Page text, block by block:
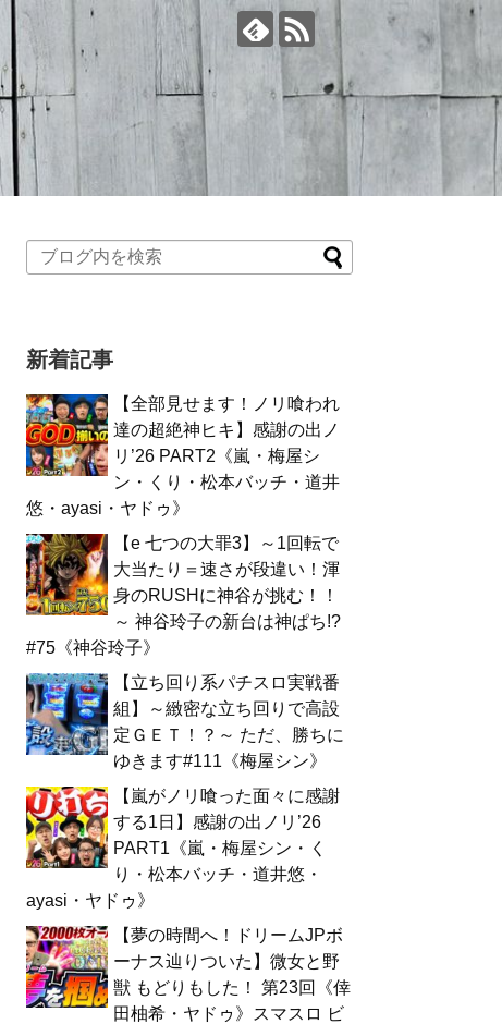
新着記事
【全部見せます！ノリ喰われ
達の超絶神ヒキ】感謝の出ノ
リ’26 PART2《嵐・梅屋シ
ン・くり・松本バッチ・道井
悠・ayasi・ヤドゥ》
【e 七つの大罪3】～1回転で
大当たり＝速さが段違い！渾
身のRUSHに神谷が挑む！！
～ 神谷玲子の新台は神ぱち!?
#75《神谷玲子》
【立ち回り系パチスロ実戦番
組】～緻密な立ち回りで高設
定ＧＥＴ！？～ ただ、勝ちに
ゆきます#111《梅屋シン》
【嵐がノリ喰った面々に感謝
する1日】感謝の出ノリ’26
PART1《嵐・梅屋シン・く
り・松本バッチ・道井悠・
ayasi・ヤドゥ》
【夢の時間へ！ドリームJPボ
ーナス辿りついた】微女と野
獣 もどりもした！ 第23回《倖
田柚希・ヤドゥ》スマスロ ビ